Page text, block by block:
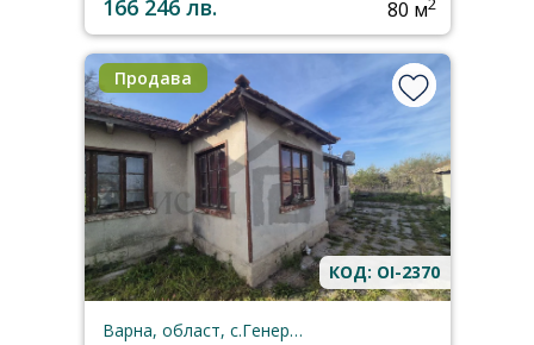
166 246 лв.
80 м
Продава
КОД: OI-2370
Варна, област, с.Генерал-Кантарджиево